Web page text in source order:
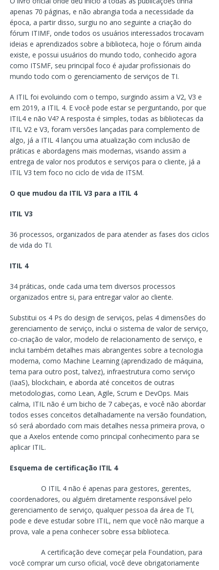
apenas 70 páginas, e não abrangia toda a necessidade da
época, a partir disso, surgiu no ano seguinte a criação do
fórum ITIMF, onde todos os usuários interessados trocavam
ideias e aprendizados sobre a biblioteca, hoje o fórum ainda
existe, e possui usuários do mundo todo, conhecido agora
como ITSMF, seu principal foco é ajudar profissionais do
mundo todo com o gerenciamento de serviços de TI.
A ITIL foi evoluindo com o tempo, surgindo assim a V2, V3 e
em 2019, a ITIL 4. E você pode estar se perguntando, por que
ITIL4 e não V4? A resposta é simples, todas as bibliotecas da
ITIL V2 e V3, foram versões lançadas para complemento de
algo, já a ITIL 4 lançou uma atualização com inclusão de
práticas e abordagens mais modernas, visando assim a
entrega de valor nos produtos e serviços para o cliente, já a
ITIL V3 tem foco no ciclo de vida de ITSM.
O que mudou da ITIL V3 para a ITIL 4
ITIL V3
36 processos, organizados de para atender as fases dos ciclos
de vida do TI.
ITIL 4
34 práticas, onde cada uma tem diversos processos
organizados entre si, para entregar valor ao cliente.
Substitui os 4 Ps do design de serviços, pelas 4 dimensões do
gerenciamento de serviço, inclui o sistema de valor de serviço,
co-criação de valor, modelo de relacionamento de serviço, e
inclui também detalhes mais abrangentes sobre a tecnologia
moderna, como Machine Learning (aprendizado de máquina,
tema para outro post, talvez), infraestrutura como serviço
(IaaS), blockchain, e aborda até conceitos de outras
metodologias, como Lean, Agile, Scrum e DevOps. Mais
calma, ITIL não é um bicho de 7 cabeças, e você não abordar
todos esses conceitos detalhadamente na versão foundation,
só será abordado com mais detalhes nessa primeira prova, o
que a Axelos entende como principal conhecimento para se
aplicar ITIL.
Esquema de certificação ITIL 4
O ITIL 4 não é apenas para gestores, gerentes,
coordenadores, ou alguém diretamente responsável pelo
gerenciamento de serviço, qualquer pessoa da área de TI,
pode e deve estudar sobre ITIL, nem que você não marque a
prova, vale a pena conhecer sobre essa biblioteca.
A certificação deve começar pela Foundation, para
você comprar um curso oficial, você deve obrigatoriamente